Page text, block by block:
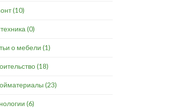
(10)
(0)
о мебели (1)
(18)
(23)
(6)